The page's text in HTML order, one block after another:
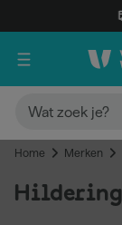
Home Merken
Hildering